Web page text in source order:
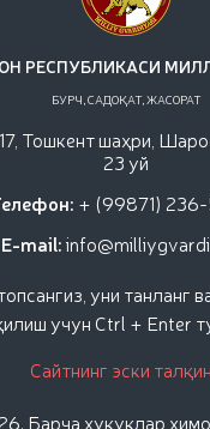
РЕСПУБЛИКАСИ
БУРЧ, САДОҚАТ, ЖАСОРАТ
Тошкент шаҳри,
23 уй
+ (99871)
E-mail:
уни танланг
учун Ctrl + Enter
Сайтнинг эски
Барча ҳуқуқлар